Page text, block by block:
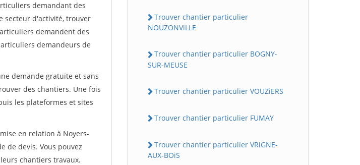
demandant des
secteur d'activité, trouver
demandent des
demandeurs de
demande gratuite et sans
des chantiers. Une fois
les plateformes et sites
en relation à Noyers-
de devis. Vous pouvez
chantiers travaux.
Trouver chantier particulier
NOUZONViLLE
Trouver chantier particulier BOGNY-
SUR-MEUSE
Trouver chantier particulier VOUZiERS
Trouver chantier particulier FUMAY
Trouver chantier particulier VRiGNE-
AUX-BOiS